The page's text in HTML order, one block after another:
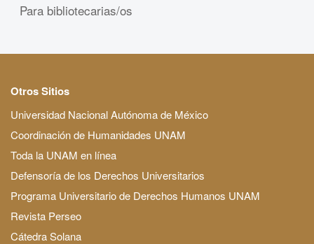
Para bibliotecarias/os
Otros Sitios
Universidad Nacional Autónoma de México
Coordinación de Humanidades UNAM
Toda la UNAM en línea
Defensoría de los Derechos Universitarios
Programa Universitario de Derechos Humanos UNAM
Revista Perseo
Cátedra Solana